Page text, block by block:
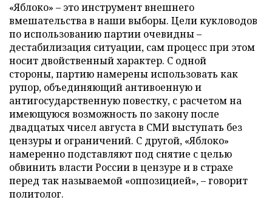
«Яблоко» – это инструмент внешнего
вмешательства в наши выборы. Цели кукловодов
по использованию партии очевидны –
дестабилизация ситуации, сам процесс при этом
носит двойственный характер. С одной
стороны, партию намерены использовать как
рупор, объединяющий антивоенную и
антигосударственную повестку, с расчетом на
имеющуюся возможность по закону после
двадцатых чисел августа в СМИ выступать без
цензуры и ограничений. С другой, «Яблоко»
намеренно подставляют под снятие с целью
обвинить власти России в цензуре и в страхе
перед так называемой «оппозицией», – говорит
политолог.